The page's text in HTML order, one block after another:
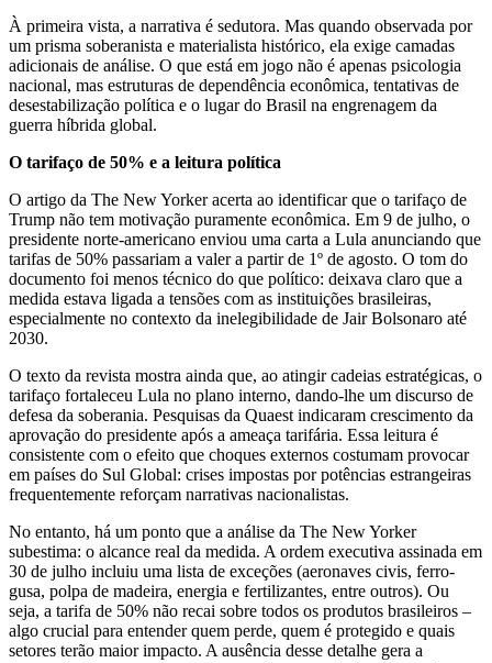
À primeira vista, a narrativa é sedutora. Mas quando observada por
um prisma soberanista e materialista histórico, ela exige camadas
adicionais de análise. O que está em jogo não é apenas psicologia
nacional, mas estruturas de dependência econômica, tentativas de
desestabilização política e o lugar do Brasil na engrenagem da
guerra híbrida global.
O tarifaço de 50% e a leitura política
O artigo da The New Yorker acerta ao identificar que o tarifaço de
Trump não tem motivação puramente econômica. Em 9 de julho, o
presidente norte-americano enviou uma carta a Lula anunciando que
tarifas de 50% passariam a valer a partir de 1º de agosto. O tom do
documento foi menos técnico do que político: deixava claro que a
medida estava ligada a tensões com as instituições brasileiras,
especialmente no contexto da inelegibilidade de Jair Bolsonaro até
2030.
O texto da revista mostra ainda que, ao atingir cadeias estratégicas, o
tarifaço fortaleceu Lula no plano interno, dando-lhe um discurso de
defesa da soberania. Pesquisas da Quaest indicaram crescimento da
aprovação do presidente após a ameaça tarifária. Essa leitura é
consistente com o efeito que choques externos costumam provocar
em países do Sul Global: crises impostas por potências estrangeiras
frequentemente reforçam narrativas nacionalistas.
No entanto, há um ponto que a análise da The New Yorker
subestima: o alcance real da medida. A ordem executiva assinada em
30 de julho incluiu uma lista de exceções (aeronaves civis, ferro-
gusa, polpa de madeira, energia e fertilizantes, entre outros). Ou
seja, a tarifa de 50% não recai sobre todos os produtos brasileiros –
algo crucial para entender quem perde, quem é protegido e quais
setores terão maior impacto. A ausência desse detalhe gera a